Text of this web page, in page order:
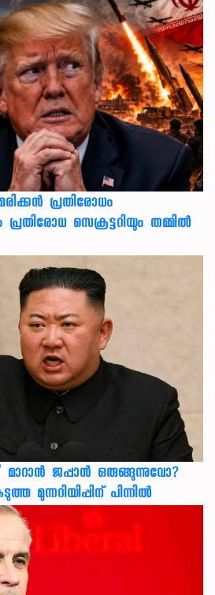
പ്രതിരോധം
പ്രതിരോധ സെക്രട്ടറിയും തമ്മിൽ
മാറാൻ ജപ്പാൻ ഒരുങ്ങുന്നുവോ?
മുന്നറിയിപ്പിന് പിന്നിൽ